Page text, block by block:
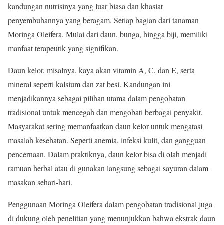
kandungan nutrisinya yang luar biasa dan khasiat
penyembuhannya yang beragam. Setiap bagian dari tanaman
Moringa Oleifera. Mulai dari daun, bunga, hingga biji, memiliki
manfaat terapeutik yang signifikan.
Daun kelor, misalnya, kaya akan vitamin A, C, dan E, serta
mineral seperti kalsium dan zat besi. Kandungan ini
menjadikannya sebagai pilihan utama dalam pengobatan
tradisional untuk mencegah dan mengobati berbagai penyakit.
Masyarakat sering memanfaatkan daun kelor untuk mengatasi
masalah kesehatan. Seperti anemia, infeksi kulit, dan gangguan
pencernaan. Dalam praktiknya, daun kelor bisa di olah menjadi
ramuan herbal atau di gunakan langsung sebagai sayuran dalam
masakan sehari-hari.
Penggunaan Moringa Oleifera dalam pengobatan tradisional juga
di dukung oleh penelitian yang menunjukkan bahwa ekstrak daun